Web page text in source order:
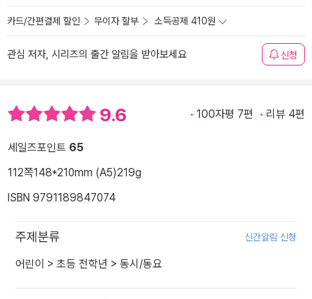
카드/간편결제 할인 무이자 할부 소득공제 410원
관심 저자, 시리즈의 출간 알림을 받아보세요 신청
9.6 100자평 7편 리뷰 4편
세일즈포인트 65
112쪽148*210mm (A5)219g
ISBN 9791189847074
주제분류 신간알림 신청
어린이 > 초등 전학년 > 동시/동요